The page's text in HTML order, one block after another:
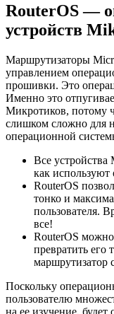
RouterOS —
устройств
Маршрутизаторы
управлением
прошивки. Это
Именно это
Микротиков, потому
слишком сложно для
операционной
Все устройства
как
RouterOS
тонко и
пользователя.
все!
RouterOS
превратить его
Поскольку
пользователю
на ее изучение,